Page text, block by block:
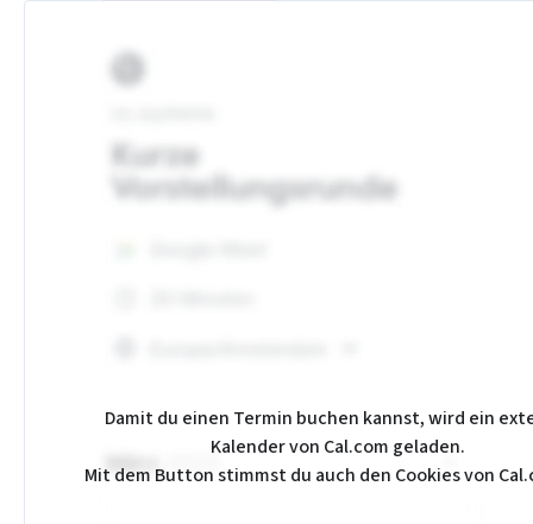
Damit du einen Termin buchen kannst, wird ein
Kalender von Cal.com geladen.
Mit dem Button stimmst du auch den Cookies von